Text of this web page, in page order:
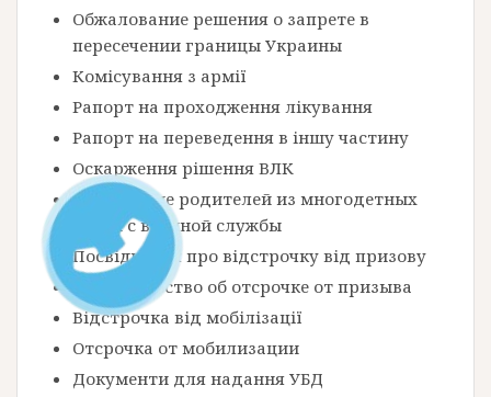
Обжалование решения о запрете в
пересечении границы Украины
Комісування з армії
Рапорт на проходження лікування
Рапорт на переведення в іншу частину
Оскарження рішення ВЛК
Увольнение родителей из многодетных
семей с военной службы
Посвідчення про відстрочку від призову
Свидетельство об отсрочке от призыва
Відстрочка від мобілізації
Отсрочка от мобилизации
Документи для надання УБД